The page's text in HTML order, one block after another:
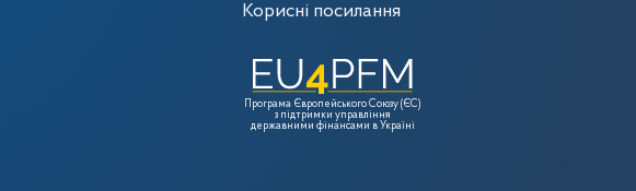
Корисні посилання
Програма Європейського Союзу (ЄС)
з підтримки управління
державними фінансами в Україні